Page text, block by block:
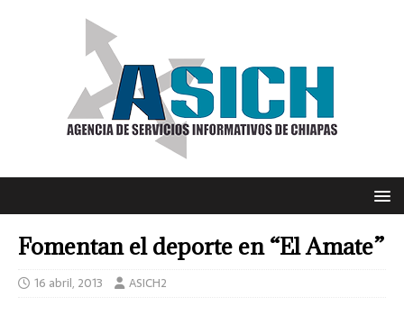
Fomentan el deporte en “El Amate”
16 abril, 2013 ASICH2